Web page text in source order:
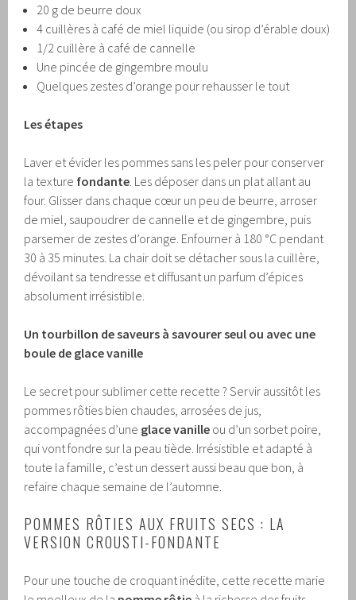
20 g de beurre doux
4 cuillères à café de miel liquide (ou sirop d’érable doux)
1/2 cuillère à café de cannelle
Une pincée de gingembre moulu
Quelques zestes d’orange pour rehausser le tout
Les étapes
Laver et évider les pommes sans les peler pour conserver
la texture fondante . Les déposer dans un plat allant au
four. Glisser dans chaque cœur un peu de beurre, arroser
de miel, saupoudrer de cannelle et de gingembre, puis
parsemer de zestes d’orange. Enfourner à 180 °C pendant
30 à 35 minutes. La chair doit se détacher sous la cuillère,
dévoilant sa tendresse et diffusant un parfum d’épices
absolument irrésistible.
Un tourbillon de saveurs à savourer seul ou avec une
boule de glace vanille
Le secret pour sublimer cette recette ? Servir aussitôt les
pommes rôties bien chaudes, arrosées de jus,
accompagnées d’une glace vanille ou d’un sorbet poire,
qui vont fondre sur la peau tiède. Irrésistible et adapté à
toute la famille, c’est un dessert aussi beau que bon, à
refaire chaque semaine de l’automne.
POMMES RÔTIES AUX FRUITS SECS : LA
VERSION CROUSTI-FONDANTE
Pour une touche de croquant inédite, cette recette marie